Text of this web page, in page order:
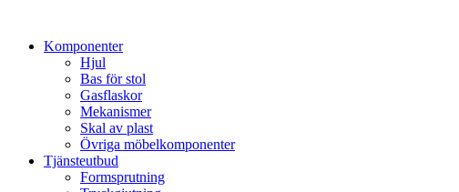
innehållKomponenter
Hjul
Bas för stol
Gasflaskor
Mekanismer
Skal av plast
Övriga möbelkomponenter
Tjänsteutbud
Formsprutning